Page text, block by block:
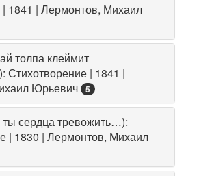
1841 | Лермонтов, Михаил
толпа клеймит
Стихотворение | 1841 |
Юрьевич
5
сердца тревожить…):
| 1830 | Лермонтов, Михаил